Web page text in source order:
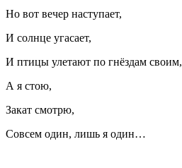
Но вот вечер наступает,
И солнце угасает,
И птицы улетают по гнёздам своим,
А я стою,
Закат смотрю,
Совсем один, лишь я один…